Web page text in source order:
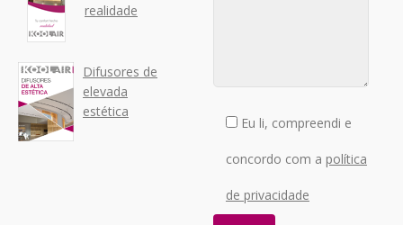
realidade
Difusores de
elevada
estética
Eu li, compreendi e
concordo com a política
de privacidade